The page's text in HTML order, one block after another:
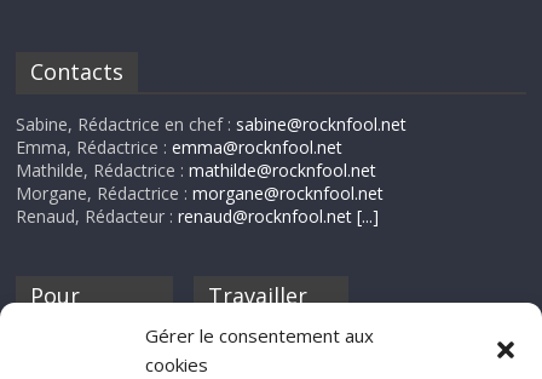
Gérer le consentement aux
cookies
Contacts
Sabine, Rédactrice en chef : sabine@rocknfool.net
Emma, Rédactrice :emma@rocknfool.net
Mathilde, Rédactrice :mathilde@rocknfool.net
Morgane, Rédactrice :morgane@rocknfool.net
Renaud, Rédacteur :renaud@rocknfool.net [...]
Pour
discothèque
Travailler
Si tu souhaites